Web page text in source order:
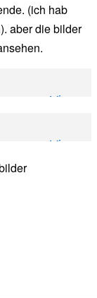
(ich hab
aber die bilder